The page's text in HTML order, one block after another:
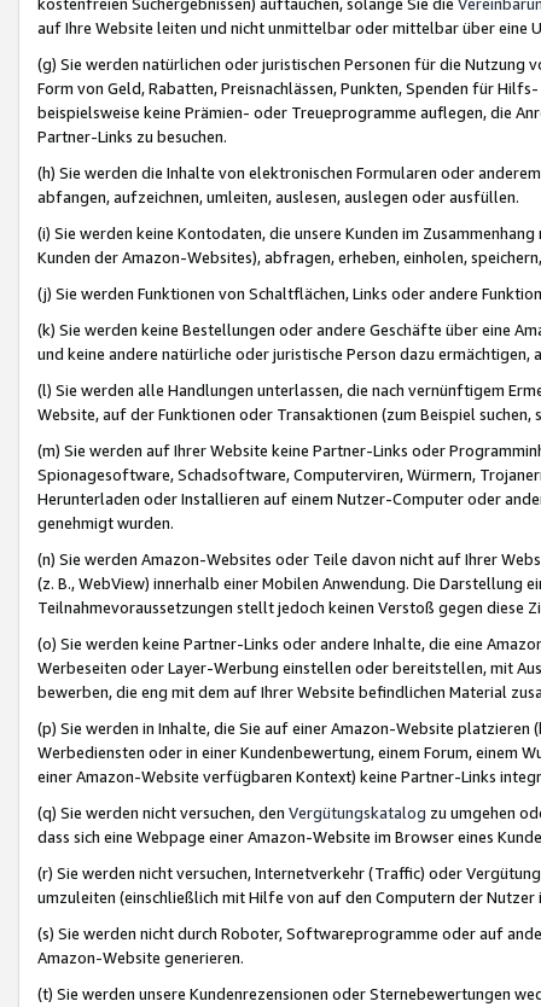
auf Ihre Website leiten und nicht unmittelbar oder mittelbar über eine
(g) Sie werden natürlichen oder juristischen Personen für die Nutzung
Form von Geld, Rabatten, Preisnachlässen, Punkten, Spenden für
beispielsweise keine Prämien- oder Treueprogramme auflegen, die
Partner-Links zu besuchen.
(h) Sie werden die Inhalte von elektronischen Formularen oder
abfangen, aufzeichnen, umleiten, auslesen, auslegen oder ausfüllen.
(i) Sie werden keine Kontodaten, die unsere Kunden im
Kunden der Amazon-Websites), abfragen, erheben, einholen,
(j) Sie werden Funktionen von Schaltflächen, Links oder andere
(k) Sie werden keine Bestellungen oder andere Geschäfte über eine
und keine andere natürliche oder juristische Person dazu
(l) Sie werden alle Handlungen unterlassen, die nach vernünftigem
Website, auf der Funktionen oder Transaktionen (zum Beispiel
(m) Sie werden auf Ihrer Website keine Partner-Links oder
Spionagesoftware, Schadsoftware, Computerviren, Würmern,
Herunterladen oder Installieren auf einem Nutzer-Computer oder
genehmigt wurden.
(n) Sie werden Amazon-Websites oder Teile davon nicht auf Ihrer
(z. B., WebView) innerhalb einer Mobilen Anwendung. Die Darstellung
Teilnahmevoraussetzungen stellt jedoch keinen Verstoß gegen diese
(o) Sie werden keine Partner-Links oder andere Inhalte, die eine
Werbeseiten oder Layer-Werbung einstellen oder bereitstellen, mit
bewerben, die eng mit dem auf Ihrer Website befindlichen Material
(p) Sie werden in Inhalte, die Sie auf einer Amazon-Website
Werbediensten oder in einer Kundenbewertung, einem Forum, einem
einer Amazon-Website verfügbaren Kontext) keine Partner-Links
(q) Sie werden nicht versuchen, den Vergütungskatalog zu umgehen
dass sich eine Webpage einer Amazon-Website im Browser eines
(r) Sie werden nicht versuchen, Internetverkehr (Traffic) oder
umzuleiten (einschließlich mit Hilfe von auf den Computern der
(s) Sie werden nicht durch Roboter, Softwareprogramme oder auf
Amazon-Website generieren.
(t) Sie werden unsere Kundenrezensionen oder Sternebewertungen